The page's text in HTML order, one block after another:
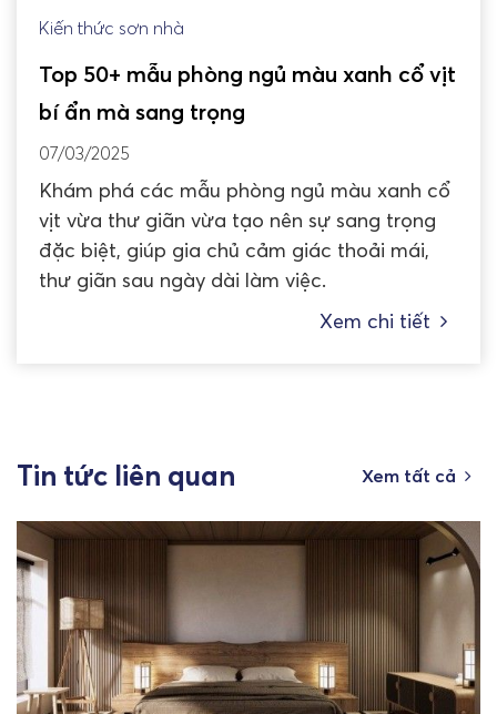
Kiến thức sơn nhà
Top 50+ mẫu phòng ngủ màu xanh cổ vịt
bí ẩn mà sang trọng
07/03/2025
Khám phá các mẫu phòng ngủ màu xanh cổ
vịt vừa thư giãn vừa tạo nên sự sang trọng
đặc biệt, giúp gia chủ cảm giác thoải mái,
thư giãn sau ngày dài làm việc.
Xem chi tiết
Tin tức liên quan Xem tất cả